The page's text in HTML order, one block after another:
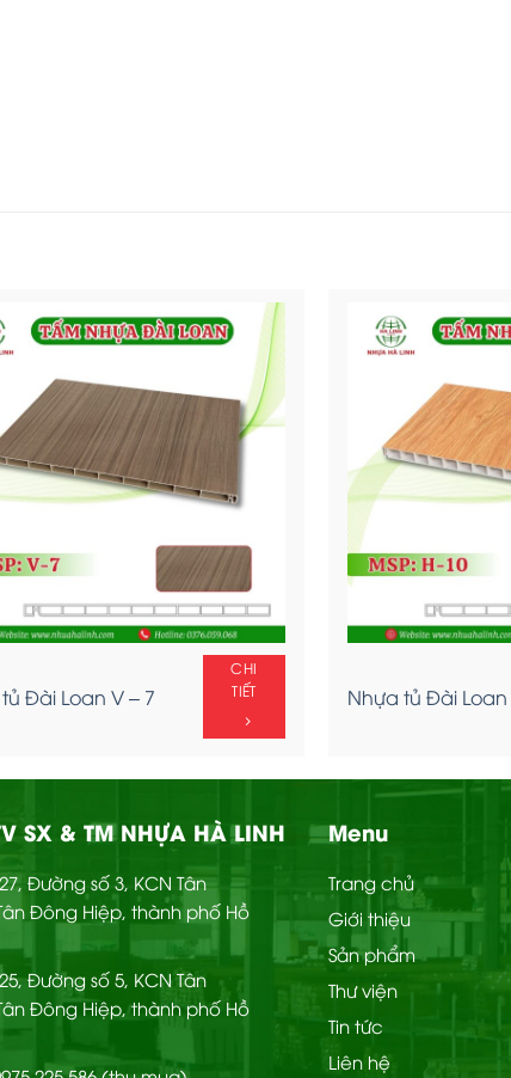
Đài Loan V – 7
CHI
TIẾT
Nhựa tủ Đài Loan
SX & TM NHỰA HÀ LINH
Đường số 3, KCN Tân
Đông Hiệp, thành phố Hồ
Đường số 5, KCN Tân
Đông Hiệp, thành phố Hồ
Menu
Trang chủ
Giới thiệu
Sản phẩm
Thư viện
Tin tức
Liên hệ